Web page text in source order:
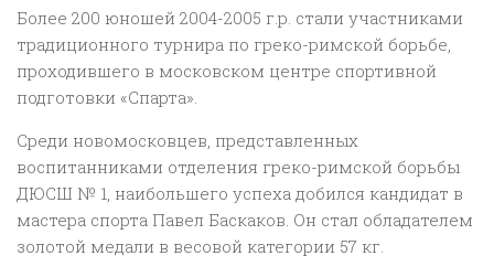
Более 200 юношей 2004-2005 г.р. стали участниками
традиционного турнира по греко-римской борьбе,
проходившего в московском центре спортивной
подготовки «Спарта».
Среди новомосковцев, представленных
воспитанниками отделения греко-римской борьбы
ДЮСШ № 1, наибольшего успеха добился кандидат в
мастера спорта Павел Баскаков. Он стал обладателем
золотой медали в весовой категории 57 кг.